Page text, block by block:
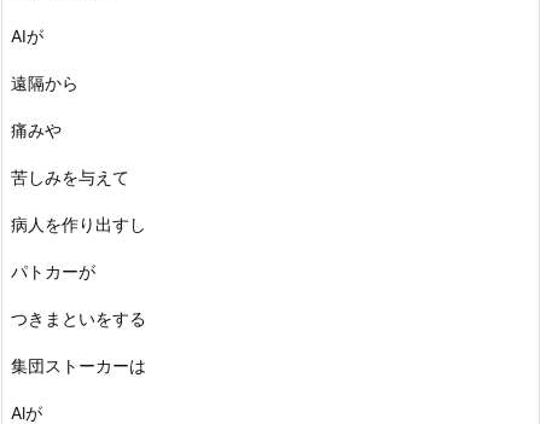
AIが
遠隔から
痛みや
苦しみを与えて
病人を作り出すし
パトカーが
つきまといをする
集団ストーカーは
Alが